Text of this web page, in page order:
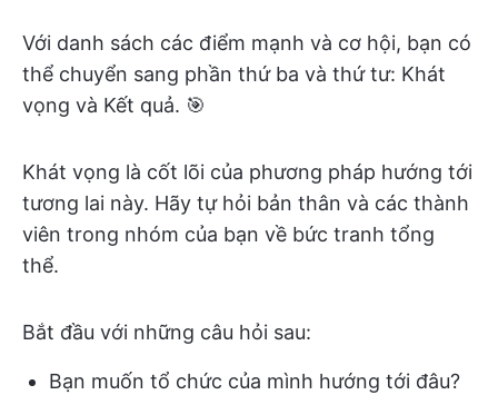
Với danh sách các điểm mạnh và cơ hội, bạn có
thể chuyển sang phần thứ ba và thứ tư: Khát
vọng và Kết quả. 🎯
Khát vọng là cốt lõi của phương pháp hướng tới
tương lai này. Hãy tự hỏi bản thân và các thành
viên trong nhóm của bạn về bức tranh tổng
thể.
Bắt đầu với những câu hỏi sau:
Bạn muốn tổ chức của mình hướng tới đâu?